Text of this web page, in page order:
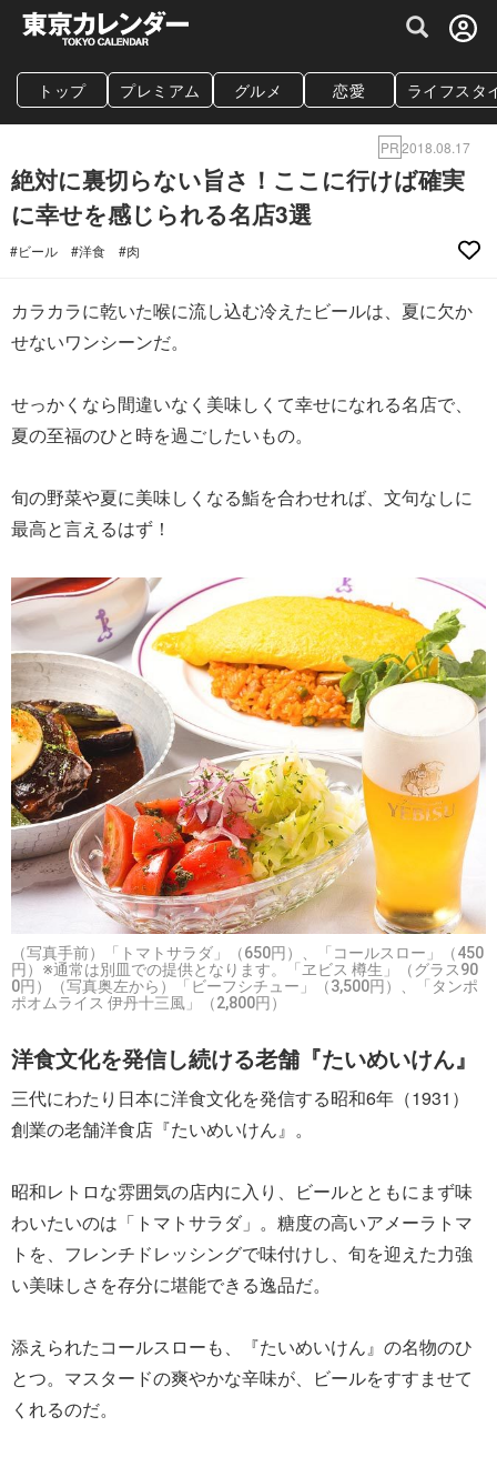
グルメ情報・プレミアムレストラン予約
トップ プレミアム グルメ 恋愛 ライフスタ
PR2018.08.17
絶対に裏切らない旨さ！ここに行けば確実
に幸せを感じられる名店3選
#ビール #洋食 #肉
カラカラに乾いた喉に流し込む冷えたビールは、夏に欠か
せないワンシーンだ。
せっかくなら間違いなく美味しくて幸せになれる名店で、
夏の至福のひと時を過ごしたいもの。
旬の野菜や夏に美味しくなる鮨を合わせれば、文句なしに
最高と言えるはず！
（写真手前）「トマトサラダ」（650円）、「コールスロー」（450
円）※通常は別皿での提供となります。「ヱビス 樽生」（グラス90
0円）（写真奥左から）「ビーフシチュー」（3,500円）、「タンポ
ポオムライス 伊丹十三風」（2,800円）
洋食文化を発信し続ける老舗『たいめいけん』
三代にわたり日本に洋食文化を発信する昭和6年（1931）
創業の老舗洋食店『たいめいけん』。
昭和レトロな雰囲気の店内に入り、ビールとともにまず味
わいたいのは「トマトサラダ」。糖度の高いアメーラトマ
トを、フレンチドレッシングで味付けし、旬を迎えた力強
い美味しさを存分に堪能できる逸品だ。
添えられたコールスローも、『たいめいけん』の名物のひ
とつ。マスタードの爽やかな辛味が、ビールをすすませて
くれるのだ。